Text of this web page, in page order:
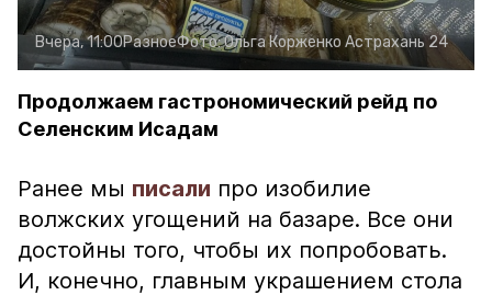
Вчера, 11:00РазноеФото:Ольга Корженко Астрахань 24
Продолжаем гастрономический рейд по
Селенским Исадам
Ранее мы писали про изобилие
волжских угощений на базаре. Все они
достойны того, чтобы их попробовать.
И, конечно, главным украшением стола